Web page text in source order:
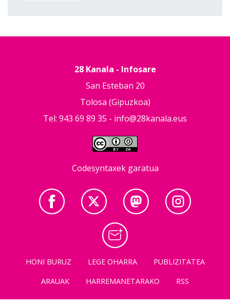
28 Kanala - Infosare
San Esteban 20
Tolosa (Gipuzkoa)
Tel: 943 69 89 35 - info@28kanala.eus
Codesyntaxek garatua
HONI BURUZ LEGE OHARRA
PUBLIZITATEA
ARAUAK
HARREMANETARAKO RSS